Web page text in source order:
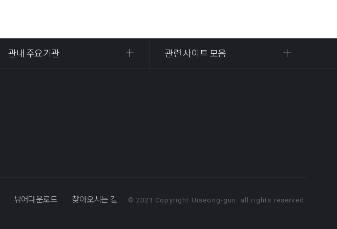
관내 주요기관 관련 사이트 모음
뷰어다운로드 찾아오시는 길 © 2021 Copyright Uiseong-gun. all rights reserved.